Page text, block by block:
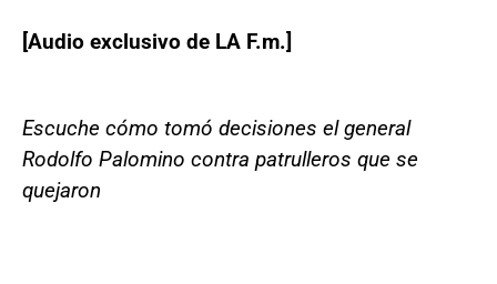
[Audio exclusivo de LA F.m.]
Escuche cómo tomó decisiones el general
Rodolfo Palomino contra patrulleros que se
quejaron